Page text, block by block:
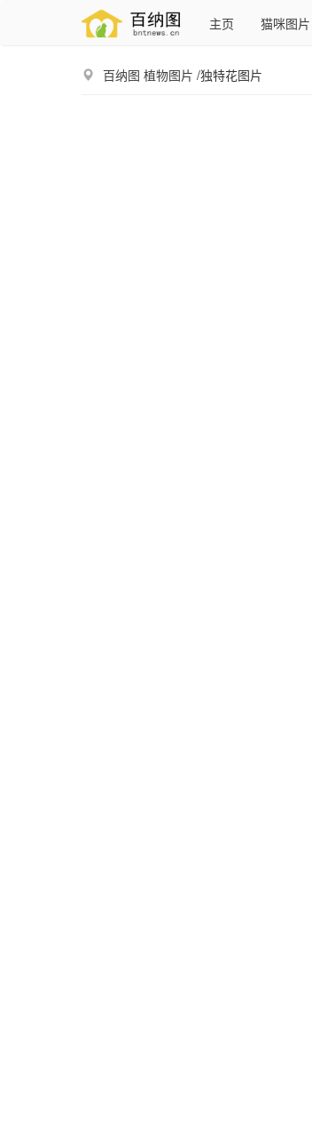
主页 猫咪图片
百纳图 植物图片 /独特花图片